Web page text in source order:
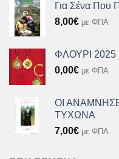
Για Σένα Που
8,00€ με ΦΠΑ
ΦΛΟΥΡΙ 2025
0,00€ με ΦΠΑ
ΟΙ
ΤΥΧΩΝΑ
7,00€ με ΦΠΑ